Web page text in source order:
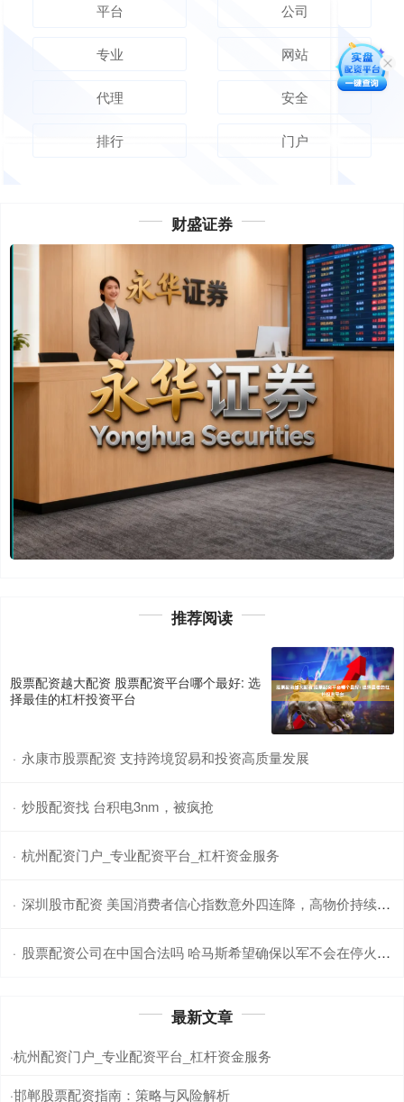
平台 公司
专业 网站
代理 安全
排行 门户
财盛证券
推荐阅读
股票配资越大配资 股票配资平台哪个最好: 选
择最佳的杠杆投资平台
· 永康市股票配资 支持跨境贸易和投资高质量发展
· 炒股配资找 台积电3nm，被疯抢
· 杭州配资门户_专业配资平台_杠杆资金服务
· 深圳股市配资 美国消费者信心指数意外四连降，高物价持续侵蚀经济信心
· 股票配资公司在中国合法吗 哈马斯希望确保以军不会在停火协议第一阶段后恢复军事行动
最新文章
·杭州配资门户_专业配资平台_杠杆资金服务
·邯郸股票配资指南：策略与风险解析